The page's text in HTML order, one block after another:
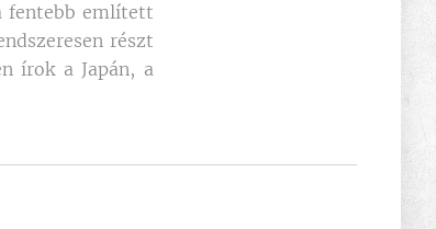
fentebb említett
részt
írok a Japán, a